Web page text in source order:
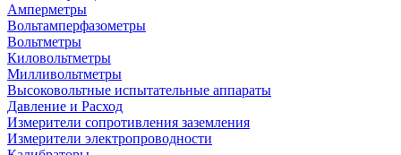
Амперметры
Вольтамперфазометры
Вольтметры
Киловольтметры
Милливольтметры
Высоковольтные испытательные аппараты
Давление и Расход
Измерители сопротивления заземления
Измерители электропроводности